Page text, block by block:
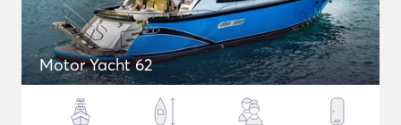
Motor Yacht 62